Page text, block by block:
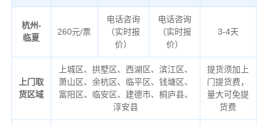
杭州-
临夏
260元/票
电话咨询
（实时报
价）
电话咨询
（实时报
价）
3-4天
上门取
货区域
上城区、拱墅区、西湖区、滨江区、
萧山区、余杭区、临平区、钱塘区、
富阳区、临安区、建德市、桐庐县、
淳安县
提货须加上
门提货费，
量大可免提
货费